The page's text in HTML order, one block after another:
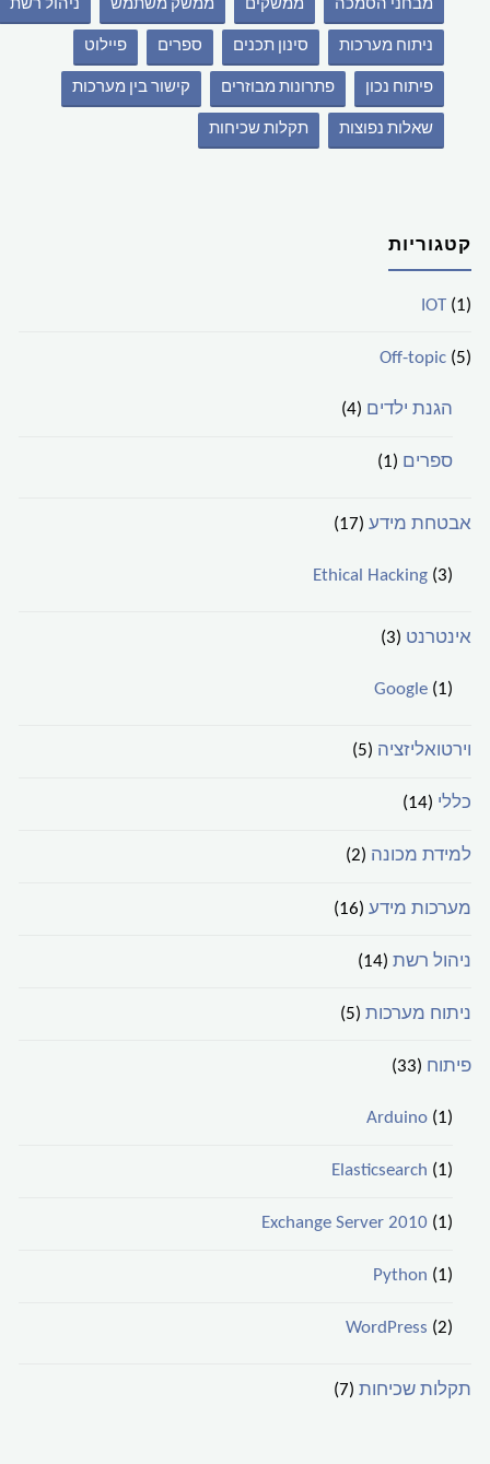
מבחני הסמכה ממשקים ממשק משתמש ניהול רשת
ניתוח מערכות סינון תכנים ספרים פיילוט
פיתוח נכון פתרונות מבוזרים קישור בין מערכות
שאלות נפוצות תקלות שכיחות
קטגוריות
IOT(1)
Off-topic(5)
הגנת ילדים (4)
ספרים (1)
אבטחת מידע (17)
Ethical Hacking(3)
אינטרנט (3)
Google(1)
וירטואליזציה (5)
כללי (14)
למידת מכונה (2)
מערכות מידע (16)
ניהול רשת (14)
ניתוח מערכות (5)
פיתוח (33)
Arduino(1)
Elasticsearch (1)
Exchange Server 2010(1)
Python (1)
WordPress (2)
תקלות שכיחות (7)